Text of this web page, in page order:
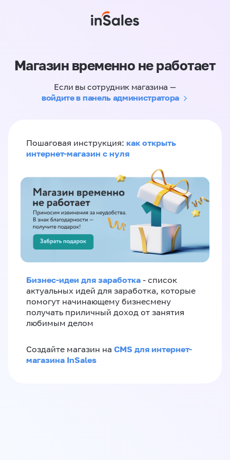
Магазин временно не работает
Если вы сотрудник магазина —
войдите в панель администратора
Пошаговая инструкция: как открыть
интернет-магазин с нуля
Бизнес-идеи для заработка - список
актуальных идей для заработка, которые
помогут начинающему бизнесмену
получать приличный доход от занятия
любимым делом
Создайте магазин на CMS для интернет-
магазина InSales